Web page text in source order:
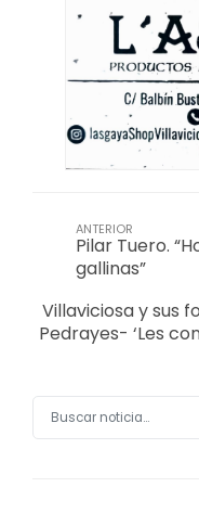
ANTERIOR
Pilar Tuero.
gallinas”
Villaviciosa y sus
Pedrayes- ‘Les